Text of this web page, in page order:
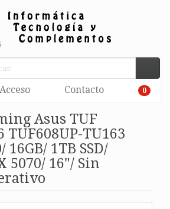
Acceso Contacto 0
Asus TUF
TUF608UP-TU163
16GB/ 1TB SSD/
5070/ 16"/ Sin